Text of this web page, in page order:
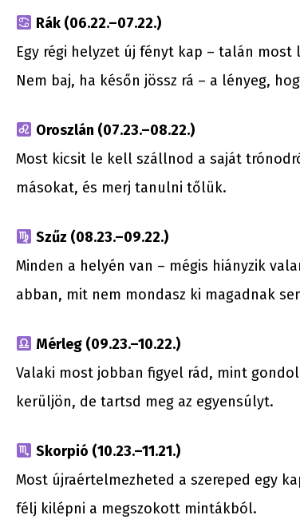
Rák (06.22.–07.22.)
Egy régi helyzet új fényt kap – talán
Nem baj, ha későn jössz rá – a lényeg,
Oroszlán (07.23.–08.22.)
Most kicsit le kell szállnod a saját
másokat, és merj tanulni tőlük.
Szűz (08.23.–09.22.)
Minden a helyén van – mégis hiányzik
abban, mit nem mondasz ki magadnak
Mérleg (09.23.–10.22.)
Valaki most jobban figyel rád, mint
kerüljön, de tartsd meg az egyensúlyt.
Skorpió (10.23.–11.21.)
Most újraértelmezheted a szereped egy
félj kilépni a megszokott mintákból.